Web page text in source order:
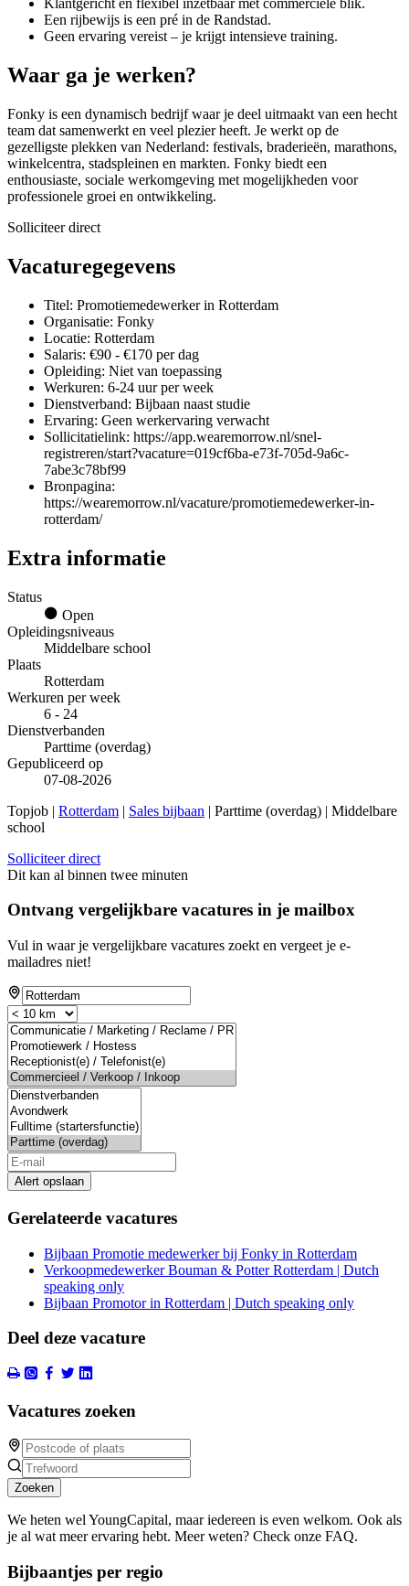
Klantgericht en flexibel inzetbaar met commerciële blik.
Een rijbewijs is een pré in de Randstad.
Geen ervaring vereist – je krijgt intensieve training.
Waar ga je werken?
Fonky is een dynamisch bedrijf waar je deel uitmaakt van een hecht
team dat samenwerkt en veel plezier heeft. Je werkt op de
gezelligste plekken van Nederland: festivals, braderieën, marathons,
winkelcentra, stadspleinen en markten. Fonky biedt een
enthousiaste, sociale werkomgeving met mogelijkheden voor
professionele groei en ontwikkeling.
Solliciteer direct
Vacaturegegevens
Titel: Promotiemedewerker in Rotterdam
Organisatie: Fonky
Locatie: Rotterdam
Salaris: €90 - €170 per dag
Opleiding: Niet van toepassing
Werkuren: 6-24 uur per week
Dienstverband: Bijbaan naast studie
Ervaring: Geen werkervaring verwacht
Sollicitatielink: https://app.wearemorrow.nl/snel-
registreren/start?vacature=019cf6ba-e73f-705d-9a6c-
7abe3c78bf99
Bronpagina:
https://wearemorrow.nl/vacature/promotiemedewerker-in-
rotterdam/
Extra informatie
Status
Open
Opleidingsniveaus
Middelbare school
Plaats
Rotterdam
Werkuren per week
6 - 24
Dienstverbanden
Parttime (overdag)
Gepubliceerd op
07-08-2026
Topjob | Rotterdam | Sales bijbaan | Parttime (overdag) | Middelbare
school
Solliciteer direct
Dit kan al binnen twee minuten
Ontvang vergelijkbare vacatures in je mailbox
Vul in waar je vergelijkbare vacatures zoekt en vergeet je e-
mailadres niet!
Alert opslaan
Gerelateerde vacatures
Bijbaan Promotie medewerker bij Fonky in Rotterdam
Verkoopmedewerker Bouman & Potter Rotterdam | Dutch
speaking only
Bijbaan Promotor in Rotterdam | Dutch speaking only
Deel deze vacature
Vacatures zoeken
Zoeken
We heten wel YoungCapital, maar iedereen is even welkom. Ook als
je al wat meer ervaring hebt. Meer weten? Check onze FAQ.
Bijbaantjes per regio